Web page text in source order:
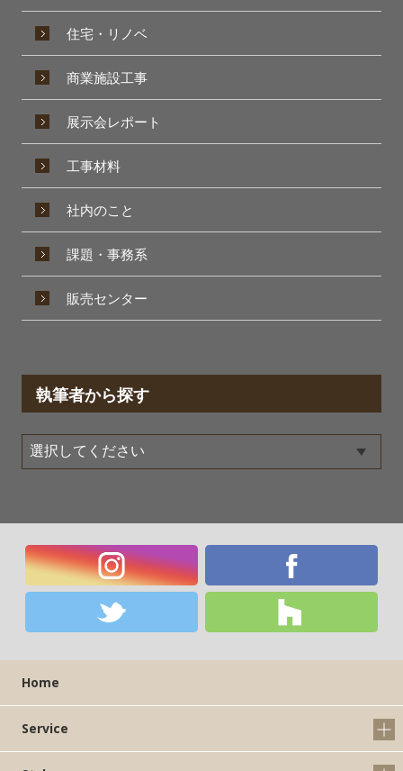
住宅・リノベ
商業施設工事
展示会レポート
工事材料
社内のこと
課題・事務系
販売センター
執筆者から探す
Home
Service